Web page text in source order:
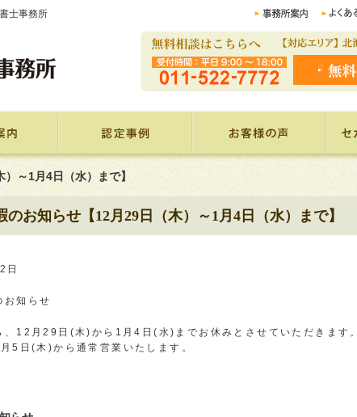
士事務所
～1月4日（水）まで】
のお知らせ【12月29日（木）～1月4日（水）まで】
日
お知らせ
、12月29日(木)から1月4日(水)までお休みとさせていただきます。
5日(木)から通常営業いたします。